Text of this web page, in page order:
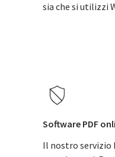
sia che si utilizzi
Software PDF
Il nostro servizio